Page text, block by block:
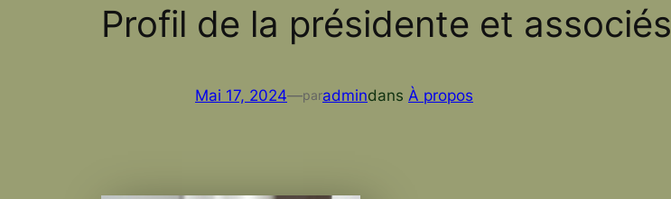
Profil de la présidente et associés
Mai 17, 2024—paradmindans À propos